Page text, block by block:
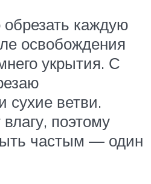
каждую
освобождения
укрытия. С
сухие ветви.
поэтому
частым — один